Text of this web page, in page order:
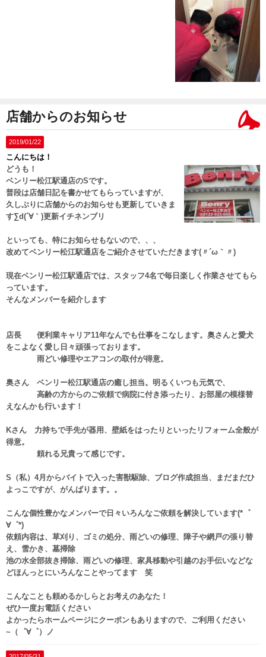
店舗からのお知らせ
2019/01/22
こんにちは！
どうも！
ベンリー松江駅通店のSです。
普段は店舗日記を書かせてもらっていますが、
久しぶりに店舗からのお知らせも更新していきま
す∑d(´∀｀)更新イチネンブリ
といっても、特にお知らせもないので、、、
改めてベンリー松江駅通店をご紹介させていただきます(〃´ω｀〃)ゞ
現在ベンリー松江駅通店では、スタッフ4名で毎日楽しく作業させてもら
っています。
そんなメンバーを紹介します
店長 便利業キャリア11年なんでも仕事をこなします。奥さんと愛犬
をこよなく愛し日々頑張っております。
雨どい修理やエアコンの取付が得意。
奥さん ベンリー松江駅通店の癒し担当。明るくいつも元気で、
高齢の方からのご依頼で病院に付き添ったり、お部屋の模様替
えなんかも行います！
Kさん 力持ちで手先が器用、壁紙をはったりといったリフォーム全般が
得意。
頼れる兄貴って感じです。
S（私）4月からバイトで入った害獣駆除、ブログ作成担当、まだまだひ
よっこですが、がんばります。。
こんな個性豊かなメンバーで日々いろんなご依頼を解決しています(*゜
∀゜*)ゞ
依頼内容は、草刈り、ゴミの処分、雨どいの修理、障子や網戸の張り替
え、雪かき、墓掃除
池の水全部抜き掃除、雨どいの修理、家具移動や引越のお手伝いなどな
どほんっとにいろんなことやってます 笑
こんなことも頼めるかしらとお考えのあなた！
ぜひ一度お電話ください
よかったらホームページにクーポンもありますので、ご利用ください
~（゜∀゜）ノ